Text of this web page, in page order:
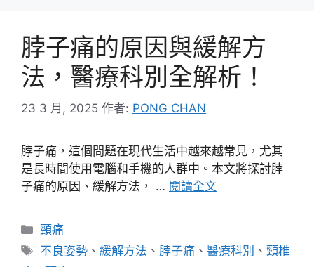
脖子痛的原因與緩解方
法，醫療科別全解析！
23 3 月, 2025 作者: PONG CHAN
脖子痛，這個問題在現代生活中越來越常見，尤其
是長時間使用電腦和手機的人群中。本文將探討脖
子痛的原因、緩解方法， … 閱讀全文
分
類
頸痛
標
不良姿勢 、緩解方法 、 脖子痛 、醫療科別 、頸椎